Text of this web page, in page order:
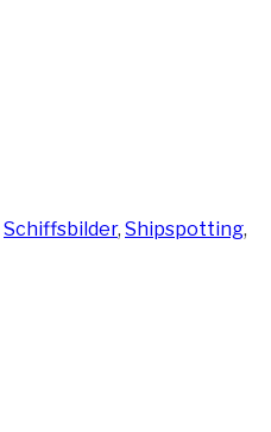
Schiffsbilder, Shipspotting,